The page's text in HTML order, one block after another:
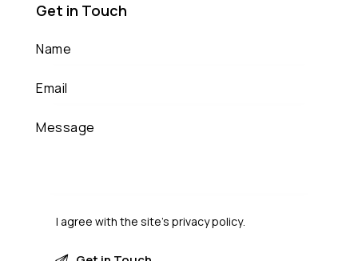
Get in Touch
I agree with the site’sprivacy policy.